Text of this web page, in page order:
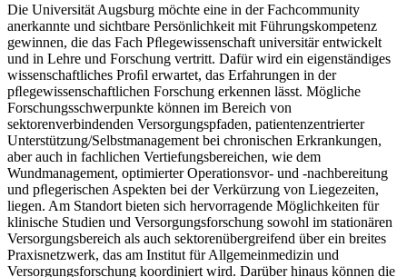
Die Universität Augsburg möchte eine in der Fachcommunity
anerkannte und sichtbare Persönlichkeit mit Führungskompetenz
gewinnen, die das Fach Pﬂegewissenschaft universitär entwickelt
und in Lehre und Forschung vertritt. Dafür wird ein eigenständiges
wissenschaftliches Proﬁl erwartet, das Erfahrungen in der
pﬂegewissenschaftlichen Forschung erkennen lässt. Mögliche
Forschungsschwerpunkte können im Bereich von
sektorenverbindenden Versorgungspfaden, patientenzentrierter
Unterstützung/Selbstmanagement bei chronischen Erkrankungen,
aber auch in fachlichen Vertiefungsbereichen, wie dem
Wundmanagement, optimierter Operationsvor- und -nachbereitung
und pﬂegerischen Aspekten bei der Verkürzung von Liegezeiten,
liegen. Am Standort bieten sich hervorragende Möglichkeiten für
klinische Studien und Versorgungsforschung sowohl im stationären
Versorgungsbereich als auch sektorenübergreifend über ein breites
Praxisnetzwerk, das am Institut für Allgemeinmedizin und
Versorgungsforschung koordiniert wird. Darüber hinaus können die